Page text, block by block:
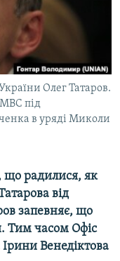
Олег Татаров.
МВС під
в уряді Миколи
що радилися, як
від
запевняє, що
Тим часом Офіс
Венедіктова